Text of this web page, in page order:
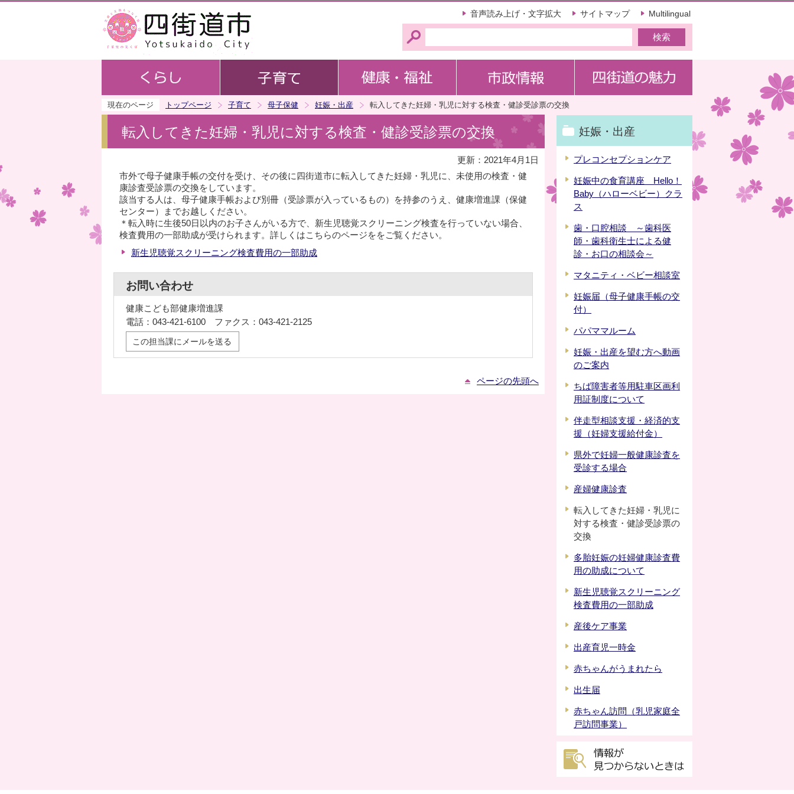
音声読み上げ・文字拡大 サイトマップ Multilingual
現在のページ トップページ 子育て 母子保健 妊娠・出産 転入してきた妊婦・乳児に対する検査・健診受診票の交換
転入してきた妊婦・乳児に対する検査・健診受診票の交換
更新：2021年4月1日
市外で母子健康手帳の交付を受け、その後に四街道市に転入してきた妊婦・乳児に、未使用の検査・健
康診査受診票の交換をしています。
該当する人は、母子健康手帳および別冊（受診票が入っているもの）を持参のうえ、健康増進課（保健
センター）までお越しください。
＊転入時に生後50日以内のお子さんがいる方で、新生児聴覚スクリーニング検査を行っていない場合、
検査費用の一部助成が受けられます。詳しくはこちらのページををご覧ください。
新生児聴覚スクリーニング検査費用の一部助成
お問い合わせ
健康こども部健康増進課
電話：043-421-6100 ファクス：043-421-2125
この担当課にメールを送る
ページの先頭へ
妊娠・出産
プレコンセプションケア
妊娠中の食育講座 Hello！
Baby（ハローベビー）クラ
ス
歯・口腔相談 ～歯科医
師・歯科衛生士による健
診・お口の相談会～
マタニティ・ベビー相談室
妊娠届（母子健康手帳の交
付）
パパママルーム
妊娠・出産を望む方へ動画
のご案内
ちば障害者等用駐車区画利
用証制度について
伴走型相談支援・経済的支
援（妊婦支援給付金）
県外で妊婦一般健康診査を
受診する場合
産婦健康診査
転入してきた妊婦・乳児に
対する検査・健診受診票の
交換
多胎妊娠の妊婦健康診査費
用の助成について
新生児聴覚スクリーニング
検査費用の一部助成
産後ケア事業
出産育児一時金
赤ちゃんがうまれたら
出生届
赤ちゃん訪問（乳児家庭全
戸訪問事業）